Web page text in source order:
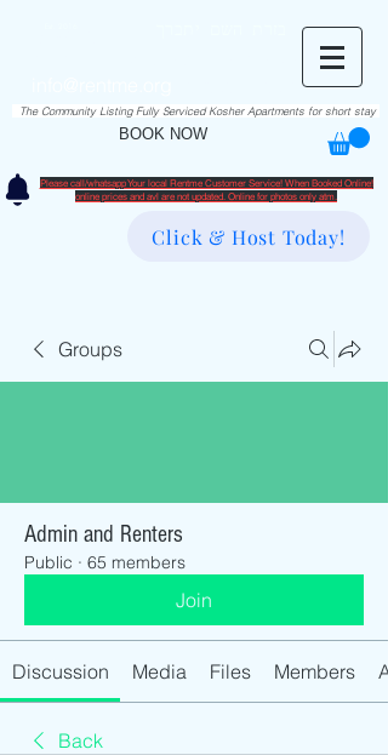
BOOK NOW
The Community Listing Fully Serviced Kosher Apartments for short stay
Please call/whatsapp Your local Rentme Customer Service! When Booked Online!
​online prices and avl are not updated. Online for photos only atm.
Click & Host Today!
Groups
Admin and Renters
Public · 65 members
Join
Discussion Media Files Members
Back